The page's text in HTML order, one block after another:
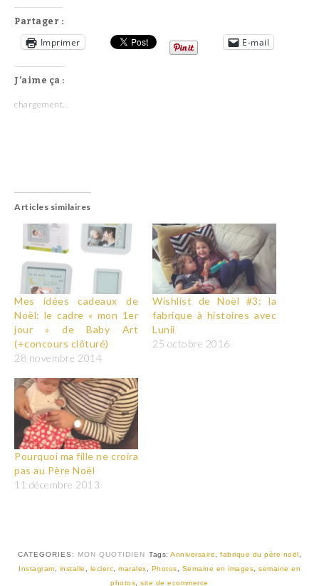
Partager :
Imprimer E-mail
J’aime ça :
chargement…
Articles similaires
Mes idées cadeaux de
Noël: le cadre « mon 1er
jour » de Baby Art
(+concours clôturé)
28 novembre 2014
Wishlist de Noël #3: la
fabrique à histoires avec
Lunii
25 octobre 2016
Pourquoi ma fille ne croira
pas au Père Noël
11 décembre 2013
CATEGORIES: MON QUOTIDIEN Tags: Anniversaire fabrique du père noël
Instagram
installe leclerc maralex Photos Semaine en images
semaine en
photos ,site de ecommerce